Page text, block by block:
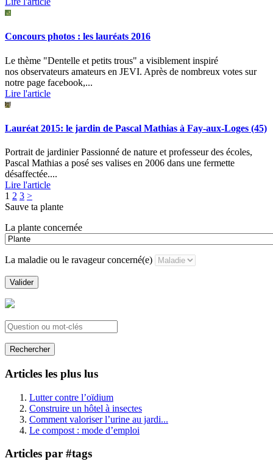
Concours photos : les lauréats 2016
Le thème "Dentelle et petits trous" a visiblement inspiré
nos observateurs amateurs en JEVI. Après de nombreux votes sur
notre page facebook,...
Lire l'article
Lauréat 2015: le jardin de Pascal Mathias à Fay-aux-Loges (45)
Portrait de jardinier Passionné de nature et professeur des écoles,
Pascal Mathias a posé ses valises en 2006 dans une fermette
désaffectée....
Lire l'article
Pagination
des
publications
Page
1 Page
2 Page
3 >
Sauve ta plante
La plante concernée
La maladie ou le ravageur concerné(e)
Valider
Rechercher
Articles les plus lus
Lutter contre l’oïdium
Construire un hôtel à insectes
Comment valoriser l’urine au jardi...
Le compost : mode d’emploi
Articles par #tags